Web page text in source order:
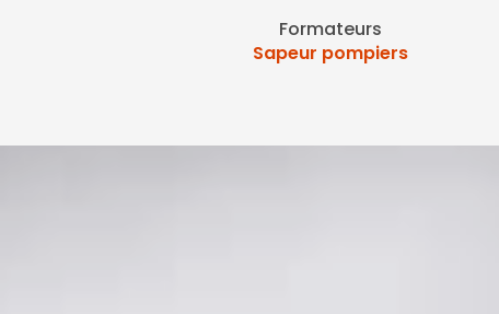
Formateurs
Sapeur pompiers